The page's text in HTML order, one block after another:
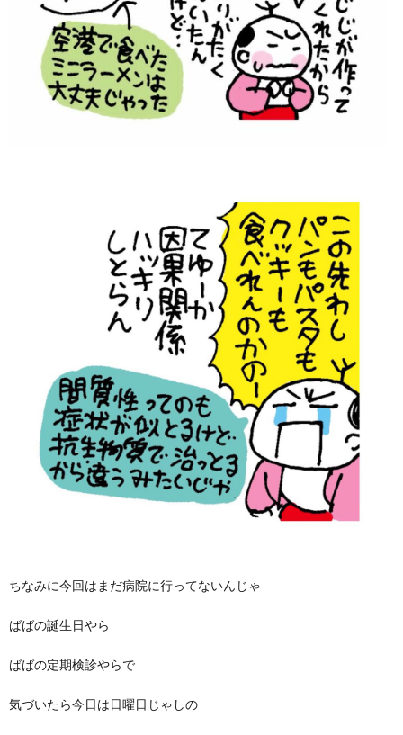
ちなみに今回はまだ病院に行ってないんじゃ
ばばの誕生日やら
ばばの定期検診やらで
気づいたら今日は日曜日じゃしの